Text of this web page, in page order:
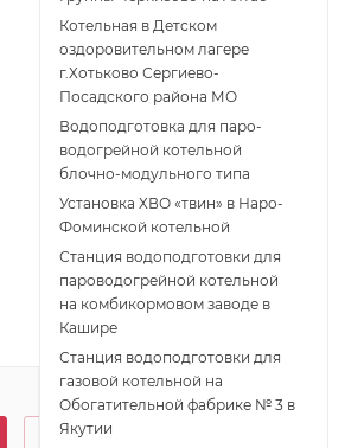
Котельная в Детском
оздоровительном лагере
г.Хотьково Сергиево-
Посадского района МО
Водоподготовка для паро-
водогрейной котельной
блочно-модульного типа
Установка ХВО «твин» в Наро-
Фоминской котельной
Станция водоподготовки для
пароводогрейной котельной
на комбикормовом заводе в
Кашире
Станция водоподготовки для
газовой котельной на
Обогатительной фабрике № 3 в
Якутии